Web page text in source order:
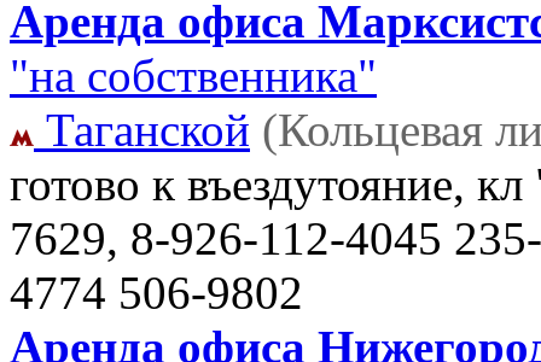
Аренда офиса
"на собственника"
Таганской (Кольцевая
готово к въездутояние,
7629, 8-926-112-4045
4774 506-9802
Аренда офиса